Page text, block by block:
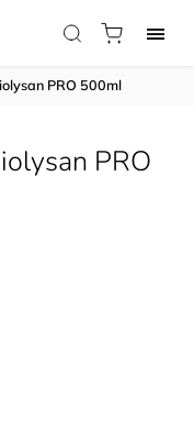
PRO 500ml
PRO